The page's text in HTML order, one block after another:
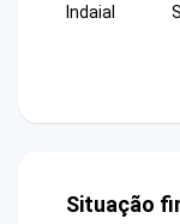
Indaial
Situação